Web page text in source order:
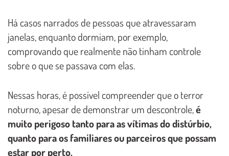
Há casos narrados de pessoas que atravessaram
janelas, enquanto dormiam, por exemplo,
comprovando que realmente não tinham controle
sobre o que se passava com elas.
Nessas horas, é possível compreender que o terror
noturno, apesar de demonstrar um descontrole,é
muito perigoso tanto para as vítimas do distúrbio,
quanto para os familiares ou parceiros que possam
estar por perto.